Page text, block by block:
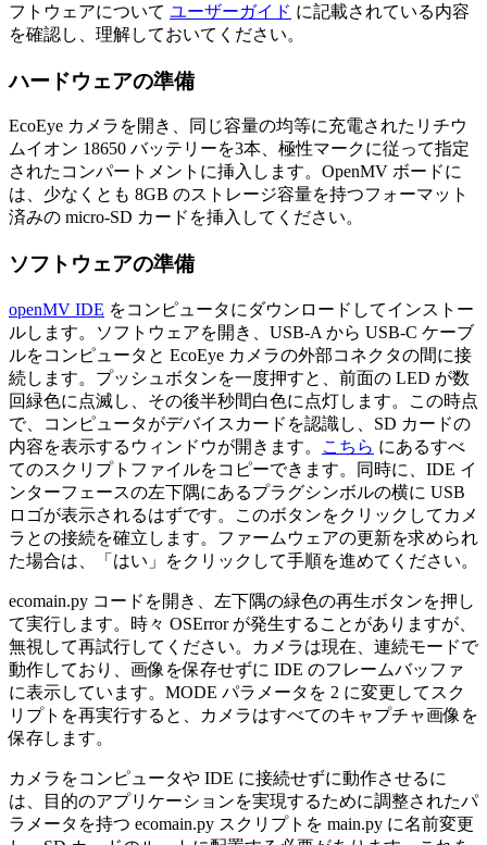
フトウェアについて ユーザーガイド に記載されている内容
を確認し、理解しておいてください。
ハードウェアの準備
EcoEye カメラを開き、同じ容量の均等に充電されたリチウ
ムイオン 18650 バッテリーを3本、極性マークに従って指定
されたコンパートメントに挿入します。OpenMV ボードに
は、少なくとも 8GB のストレージ容量を持つフォーマット
済みの micro-SD カードを挿入してください。
ソフトウェアの準備
openMV IDE をコンピュータにダウンロードしてインストー
ルします。ソフトウェアを開き、USB-A から USB-C ケーブ
ルをコンピュータと EcoEye カメラの外部コネクタの間に接
続します。プッシュボタンを一度押すと、前面の LED が数
回緑色に点滅し、その後半秒間白色に点灯します。この時点
で、コンピュータがデバイスカードを認識し、SD カードの
内容を表示するウィンドウが開きます。
こちら にあるすべ
てのスクリプトファイルをコピーできます。同時に、IDE イ
ンターフェースの左下隅にあるプラグシンボルの横に USB
ロゴが表示されるはずです。このボタンをクリックしてカメ
ラとの接続を確立します。ファームウェアの更新を求められ
た場合は、「はい」をクリックして手順を進めてください。
ecomain.py コードを開き、左下隅の緑色の再生ボタンを押し
て実行します。時々 OSError が発生することがありますが、
無視して再試行してください。カメラは現在、連続モードで
動作しており、画像を保存せずに IDE のフレームバッファ
に表示しています。MODE パラメータを 2 に変更してスク
リプトを再実行すると、カメラはすべてのキャプチャ画像を
保存します。
カメラをコンピュータや IDE に接続せずに動作させるに
は、目的のアプリケーションを実現するために調整されたパ
ラメータを持つ ecomain.py スクリプトを main.py に名前変更